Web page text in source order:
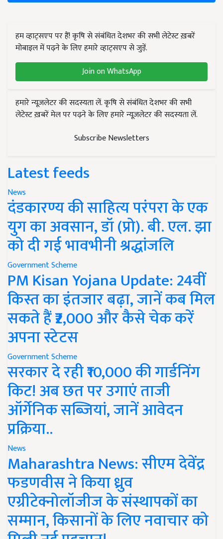
हम व्हाट्सएप पर हैं! कृषि से संबंधित देशभर की सभी लेटेस्ट ख़बरें
मोबाइल में पढ़ने के लिए हमारे व्हाट्सएप से जुड़ें.
Join on WhatsApp
हमारे न्यूज़लेटर की सदस्यता लें. कृषि से संबंधित देशभर की सभी
लेटेस्ट ख़बरें मेल पर पढ़ने के लिए हमारे न्यूज़लेटर की सदस्यता लें.
Subscribe Newsletters
Latest feeds
News
दंडकारण्य की साहित्य परंपरा के एक
युग का अवसान, डॉ (प्रो). बी. एल. झा
को दी गई भावभीनी श्रद्धांजलि
Government Scheme
PM Kisan Yojana Update: 24वीं
किस्त का इंतजार बढ़ा, जानें कब मिल
सकते हैं ₹2,000 और कैसे चेक करें
अपना स्टेटस
Government Scheme
सरकार दे रही ₹10,000 की गार्डनिंग
किट! अब छत पर उगाएं ताजी
ऑर्गेनिक सब्जियां, जानें आवेदन
प्रक्रिया..
News
Maharashtra News: सीएम देवेंद्र
फडणवीस ने किया ध्रुव
एग्रीटेक्नोलॉजीज के संस्थापकों का
सम्मान, किसानों के लिए नवाचार को